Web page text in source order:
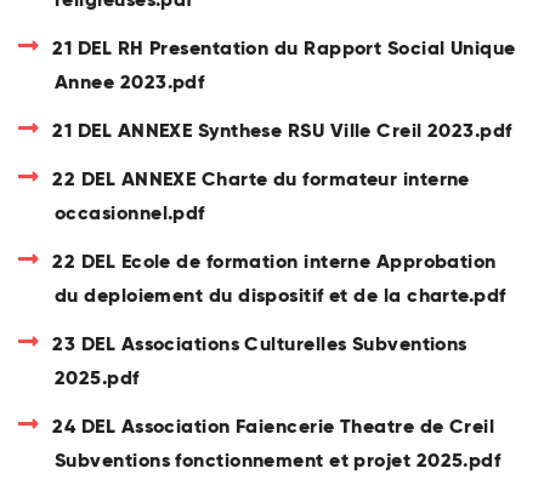
21 DEL RH Presentation du Rapport Social Unique
Annee 2023.pdf
21 DEL ANNEXE Synthese RSU Ville Creil 2023.pdf
22 DEL ANNEXE Charte du formateur interne
occasionnel.pdf
22 DEL Ecole de formation interne Approbation
du deploiement du dispositif et de la charte.pdf
23 DEL Associations Culturelles Subventions
2025.pdf
24 DEL Association Faiencerie Theatre de Creil
Subventions fonctionnement et projet 2025.pdf